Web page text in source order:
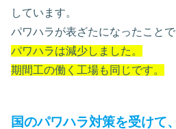
しています。
パワハラが表ざたになったことで
パワハラは減少しました。
期間工の働く工場も同じです。
国のパワハラ対策を受けて